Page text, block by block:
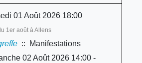
01 Août 2026 18:00
1er août à Allens
:: Manifestations
02 Août 2026 14:00 -